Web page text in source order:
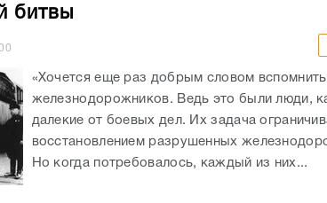
битвы
«Хочется еще раз добрым словом
железнодорожников. Ведь это были люди,
далекие от боевых дел. Их задача
восстановлением разрушенных
Но когда потребовалось, каждый из них...